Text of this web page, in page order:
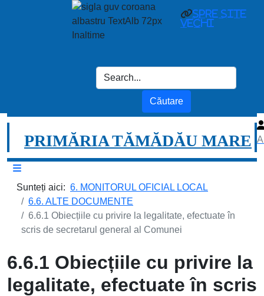
spre site
vechi
PRIMĂRIA TĂMĂDĂU MARE
Sunteți aici: 6. MONITORUL OFICIAL LOCAL
6.6. ALTE DOCUMENTE
6.6.1 Obiecțiile cu privire la legalitate, efectuate în
scris de secretarul general al Comunei
6.6.1 Obiecțiile cu privire la
legalitate, efectuate în scris